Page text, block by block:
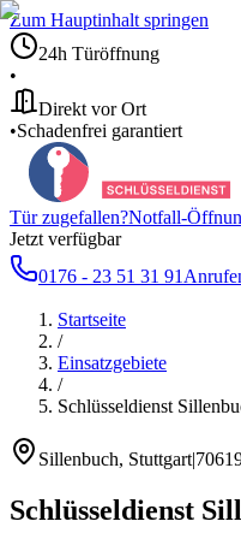
Zum Hauptinhalt springen
24h Türöffnung
•
Direkt vor Ort
•Schadenfrei garantiert
Tür zugefallen?Notfall-
Jetzt verfügbar
0176 - 23 51 31 91
Startseite
/
Einsatzgebiete
/
Schlüsseldienst
Sillenbuch, Stuttgart|
Schlüsseldienst